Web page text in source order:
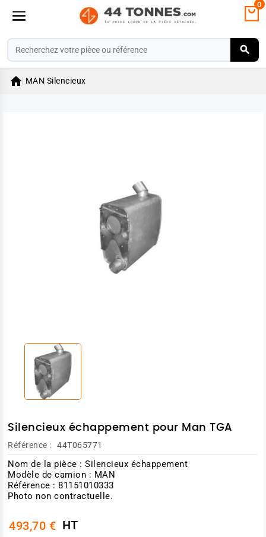
0
 MAN Silencieux
Silencieux échappement pour Man TGA
Référence : 44T065771
Nom de la pièce : Silencieux échappement
Modèle de camion : MAN
Référence : 81151010333
Photo non contractuelle.
493,70 € HT